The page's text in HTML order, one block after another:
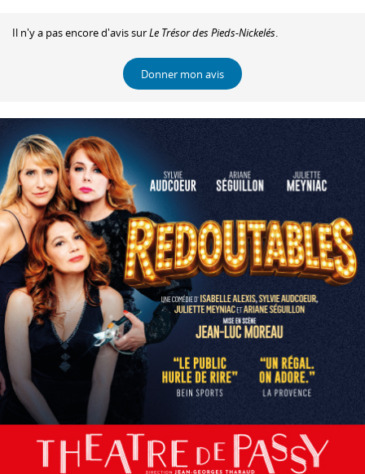
Il n'y a pas encore d'avis surLe Trésor des Pieds-Nickelés.
Donner mon avis